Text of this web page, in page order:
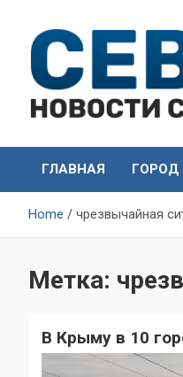
content
СевКор
Севастополя
ГЛАВНАЯ
ГОРОД
Home чрезвычайная
Метка:
В Крыму в 10